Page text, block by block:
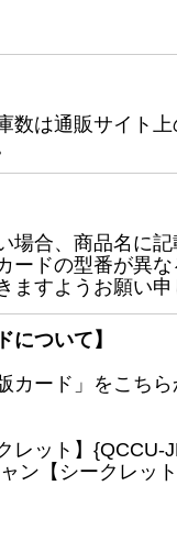
数は通販サイト
場合、商品名に
ードの型番が異
すようお願い申
について】
カード」をこち
レット】
【シークレット